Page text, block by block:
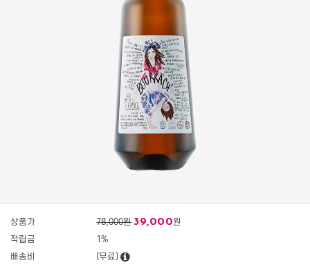
상품가 78,000원 39,000원
적립금
1%
배송비
(무료)